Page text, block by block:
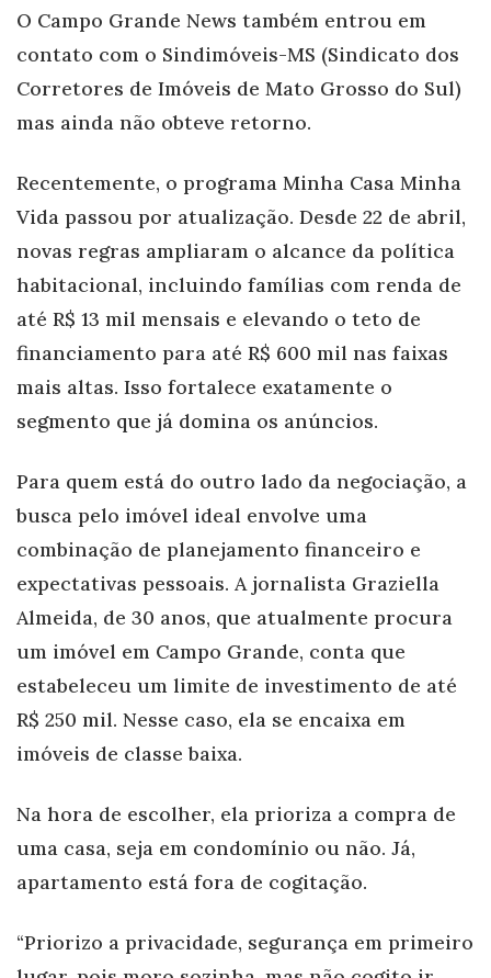
O Campo Grande News também entrou em
contato com o Sindimóveis-MS (Sindicato dos
Corretores de Imóveis de Mato Grosso do Sul)
mas ainda não obteve retorno.
Recentemente, o programa Minha Casa Minha
Vida passou por atualização. Desde 22 de abril,
novas regras ampliaram o alcance da política
habitacional, incluindo famílias com renda de
até R$ 13 mil mensais e elevando o teto de
financiamento para até R$ 600 mil nas faixas
mais altas. Isso fortalece exatamente o
segmento que já domina os anúncios.
Para quem está do outro lado da negociação, a
busca pelo imóvel ideal envolve uma
combinação de planejamento financeiro e
expectativas pessoais. A jornalista Graziella
Almeida, de 30 anos, que atualmente procura
um imóvel em Campo Grande, conta que
estabeleceu um limite de investimento de até
R$ 250 mil. Nesse caso, ela se encaixa em
imóveis de classe baixa.
Na hora de escolher, ela prioriza a compra de
uma casa, seja em condomínio ou não. Já,
apartamento está fora de cogitação.
“Priorizo a privacidade, segurança em primeiro